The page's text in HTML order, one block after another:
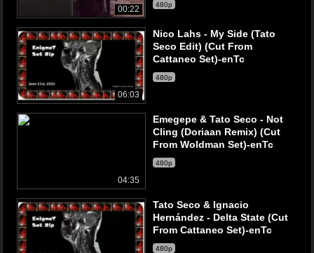
00:22 480p
06:03
Nico Lahs - My Side (Tato
Seco Edit) (Cut From
Cattaneo Set)-enTc
480p
04:35
Emegepe & Tato Seco - Not
Cling (Doriaan Remix) (Cut
From Woldman Set)-enTc
480p
Tato Seco & Ignacio
Hernández - Delta State (Cut
From Cattaneo Set)-enTc
480p